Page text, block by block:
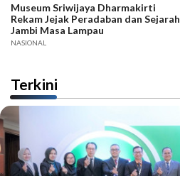
Museum Sriwijaya Dharmakirti
Rekam Jejak Peradaban dan Sejarah
Jambi Masa Lampau
NASIONAL
Terkini